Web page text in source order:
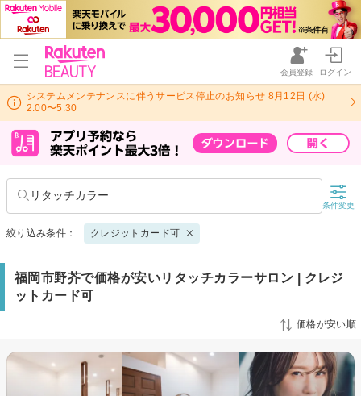
会員登録 ログイン
システムメンテナンスに伴うサービス停止のお知らせ 8月12日 (水)
2:00〜5:30
リタッチカラー
条件変更
絞り込み条件： クレジットカード可
福岡市野芥で価格が安いリタッチカラーサロン | クレジ
ットカード可
価格が安い順